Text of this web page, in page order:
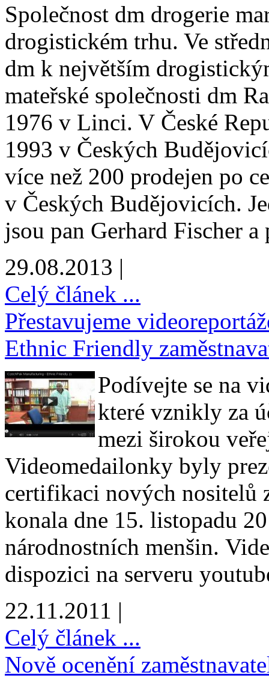
Společnost dm drogerie
drogistickém trhu. Ve
dm k největším
mateřské společnosti dm
1976 v Linci. V České
1993 v Českých
více než 200 prodejen po
v Českých Budějovicích.
jsou pan Gerhard Fischer a
29.08.2013 |
Celý článek ...
Přestavujeme
Ethnic Friendly
Podívejte se na
které vznikly za
mezi širokou
Videomedailonky byly
certifikaci nových nositelů
konala dne 15. listopadu
národnostních menšin.
dispozici na serveru
22.11.2011 |
Celý článek ...
Nově ocenění